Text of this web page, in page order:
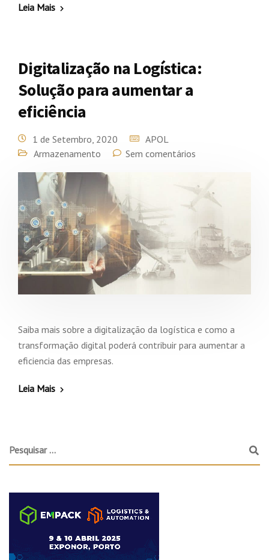
Leia Mais
Digitalização na Logística:
Solução para aumentar a
eficiência
1 de Setembro, 2020
APOL
Armazenamento
Sem comentários
Saiba mais sobre a digitalização da logística e como a
transformação digital poderá contribuir para aumentar a
eficiencia das empresas.
Leia Mais